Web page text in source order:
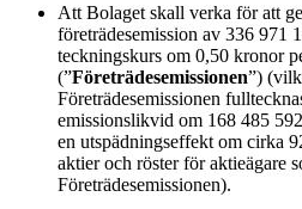
Att Bolaget skall verka för att
företrädesemission av 336 971
teckningskurs om 0,50 kronor
(”Företrädesemissionen”)
Företrädesemissionen
emissionslikvid om 168 485
en utspädningseffekt om cirka
aktier och röster för aktieägare
Företrädesemissionen).